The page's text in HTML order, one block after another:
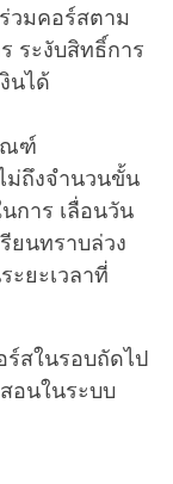
วมคอร์สตาม
ระงับสิทธิ์การ
นได้
ณฑ์
ม่ถึงจำนวนขั้น
การ เลื่อนวัน
ยนทราบล่วง
ยะเวลาที่
ร์สในรอบถัดไป
อนในระบบ